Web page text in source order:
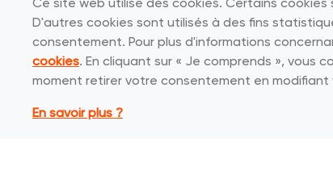
Soissons
fonctionne sans accroc. Prêt à faire la
différence ? Postulez dès maintenant
!...
D'autres cookies sont utilisés à des fins
consentement. Pour plus d'informations
cookies. En cliquant sur « Je comprends »,
moment retirer votre consentement en modifiant
En savoir plus ?